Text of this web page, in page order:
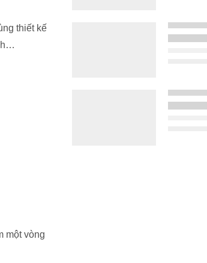
thiết kế
một vòng